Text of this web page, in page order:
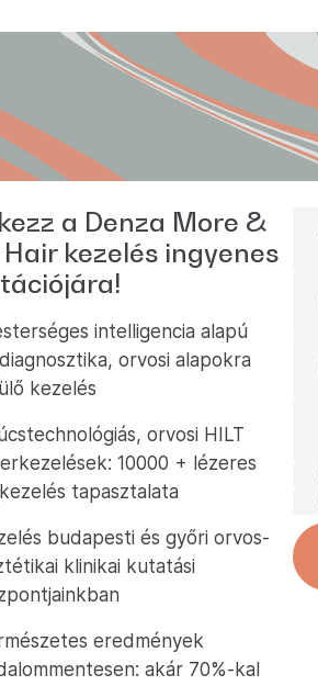
a Denza More &
kezelés ingyenes
intelligencia alapú
orvosi alapokra
kezelés
orvosi HILT
10000 + lézeres
tapasztalata
budapesti és győri orvos-
klinikai kutatási
eredmények
akár 70%-kal